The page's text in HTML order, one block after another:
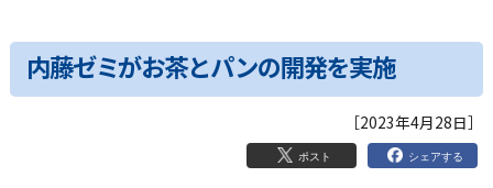
内藤ゼミがお茶とパンの開発を実施
［2023年4月28日］
ポスト シェアする